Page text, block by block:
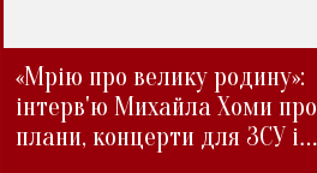
«Мрію про велику родину»:
інтерв'ю Михайла Хоми про
плани, концерти для ЗСУ і